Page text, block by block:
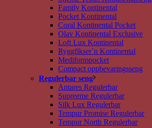
Family Kontinental
Pocket Kontinental
Coral Kontinental Pocket
Olav Kontinental Exclusive
Loft Lux Kontinental
Ryggfikser`n Kontinental
Mediformpocket
Compact oppbevaringsseng
Regulerbar seng
Antares Regulerbar
Supreeme Regulerbar
Silk Lux Regulerbar
Tempur Promise Regulerbar
Tempur North Regulerbar